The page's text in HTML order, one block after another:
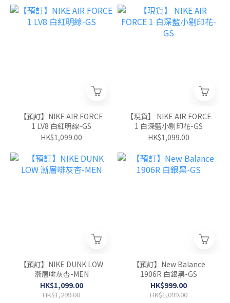
【預訂】NIKE AIR FORCE
1 LV8 白紅明線-GS
HK$1,099.00
【現貨】 NIKE AIR FORCE
1 白深藍小剔印花-GS
HK$1,099.00
【預訂】NIKE DUNK LOW
漸層啡灰杏-MEN
HK$1,099.00
HK$1,299.00
【預訂】New Balance
1906R 白銀黑-GS
HK$999.00
HK$1,099.00